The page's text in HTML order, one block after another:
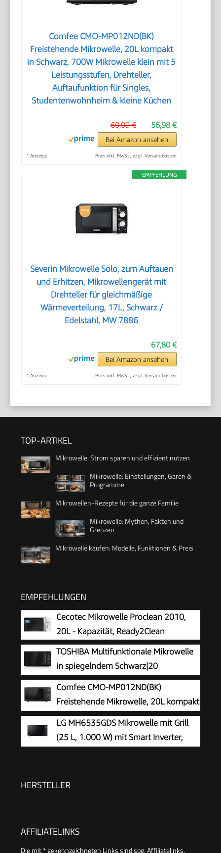
Comfee CMO-MP012ND(BK)
Freistehende Mikrowelle, 20L kompakt
in Schwarz, 700W Mikrowelle klein mit 5
Leistungsstufen, Drehteller,
Auftaufunktion für Singles,
Studentenwohnheim & kleine Küchen
56,98 €
69,99 €
Bei Amazon ansehen
* Anzeige Preis inkl. MwSt., zzgl. Versandkosten
EMPFEHLUNG
Severin Mikrowelle Solo, zum Auftauen
und Erhitzen, Mikrowellengerät mit
Drehteller für gleichmäßige
Wärmeverteilung, 17L, Schwarz /
Edelstahl, MW 7886
67,80 €
Bei Amazon ansehen
* Anzeige Preis inkl. MwSt., zzgl. Versandkosten
TOP-ARTIKEL
Mikrowelle: Strom sparen und effizient nutzen
Mikrowelle: Einstellungen, Garen &
Programme
Mikrowellen-Rezepte für die ganze Familie
Mikrowelle: Mythen, Fakten und
Grenzen
Mikrowelle kaufen: Modelle, Funktionen & Preis
EMPFEHLUNGEN
Cecotec Mikrowelle Proclean 2010,
20L - Kapazität, Ready2Clean
TOSHIBA Multifunktionale Mikrowelle
in spiegelndem Schwarz|20
Liter|800W|Digitale Solo-Klein
Mikrowelle mit 11 Leistungsstufen|6
Automatikprogrammen|Express-
Kochfunktion|Auftauen|MW3-EM20PE(BM)
Comfee CMO-MP012ND(BK)
Freistehende Mikrowelle, 20L kompakt
in Schwarz, 700W Mikrowelle klein mit
5 Leistungsstufen, Drehteller, Auftaufunktion für
Singles, Studentenwohnheim & kleine Küchen
LG MH6535GDS Mikrowelle mit Grill
(25 L, 1.000 W) mit Smart Inverter,
HERSTELLER
AFFILIATELINKS
Die mit * gekennzeichneten Links sind sog. Affiliatelinks.